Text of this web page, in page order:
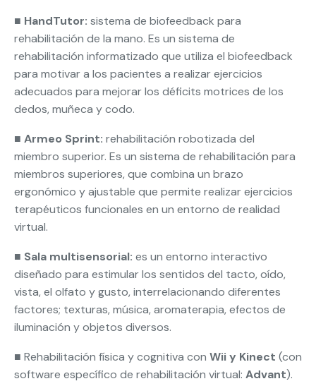
■ HandTutor: sistema de biofeedback para
rehabilitación de la mano. Es un sistema de
rehabilitación informatizado que utiliza el biofeedback
para motivar a los pacientes a realizar ejercicios
adecuados para mejorar los déficits motrices de los
dedos, muñeca y codo.
■ Armeo Sprint: rehabilitación robotizada del
miembro superior. Es un sistema de rehabilitación para
miembros superiores, que combina un brazo
ergonómico y ajustable que permite realizar ejercicios
terapéuticos funcionales en un entorno de realidad
virtual.
■ Sala multisensorial: es un entorno interactivo
diseñado para estimular los sentidos del tacto, oído,
vista, el olfato y gusto, interrelacionando diferentes
factores; texturas, música, aromaterapia, efectos de
iluminación y objetos diversos.
■ Rehabilitación física y cognitiva con Wii y Kinect (con
software específico de rehabilitación virtual: Advant).